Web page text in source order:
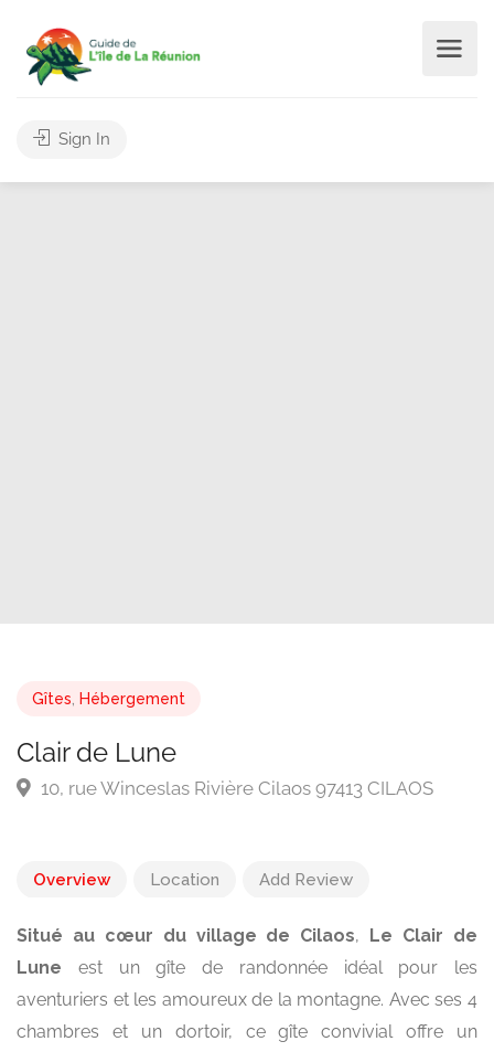
Sign In
Gîtes Hébergement
Clair de Lune
10, rue Winceslas Rivière Cilaos 97413 CILAOS
Overview Location Add Review
Situé au cœur du village de Cilaos, Le Clair de
Lune est un gîte de randonnée idéal pour les
aventuriers et les amoureux de la montagne. Avec ses 4
chambres et un dortoir, ce gîte convivial offre un